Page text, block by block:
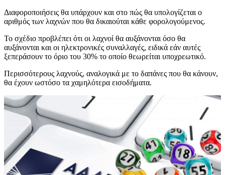
Διαφοροποιήσεις θα υπάρχουν και στο πώς θα υπολογίζεται ο
αριθμός των λαχνών που θα δικαιούται κάθε φορολογούμενος.
Το σχέδιο προβλέπει ότι οι λαχνοί θα αυξάνονται όσο θα
αυξάνονται και οι ηλεκτρονικές συναλλαγές, ειδικά εάν αυτές
ξεπεράσουν το όριο του 30% το οποίο θεωρείται υποχρεωτικό.
Περισσότερους λαχνούς, αναλογικά με το δαπάνες που θα κάνουν,
θα έχουν ωστόσο τα χαμηλότερα εισοδήματα.